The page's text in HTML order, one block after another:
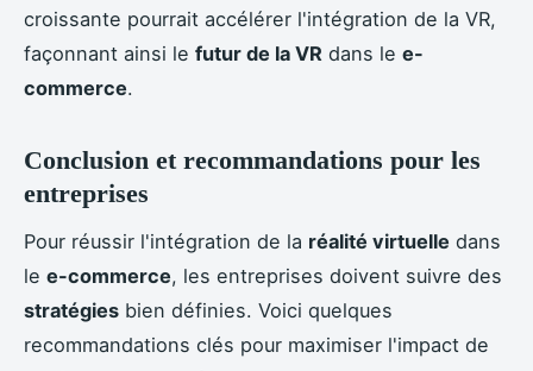
croissante pourrait accélérer l'intégration de la VR,
façonnant ainsi le futur de la VR dans le e-
commerce.
Conclusion et recommandations pour les
entreprises
Pour réussir l'intégration de la réalité virtuelle dans
le e-commerce, les entreprises doivent suivre des
stratégies bien définies. Voici quelques
recommandations clés pour maximiser l'impact de